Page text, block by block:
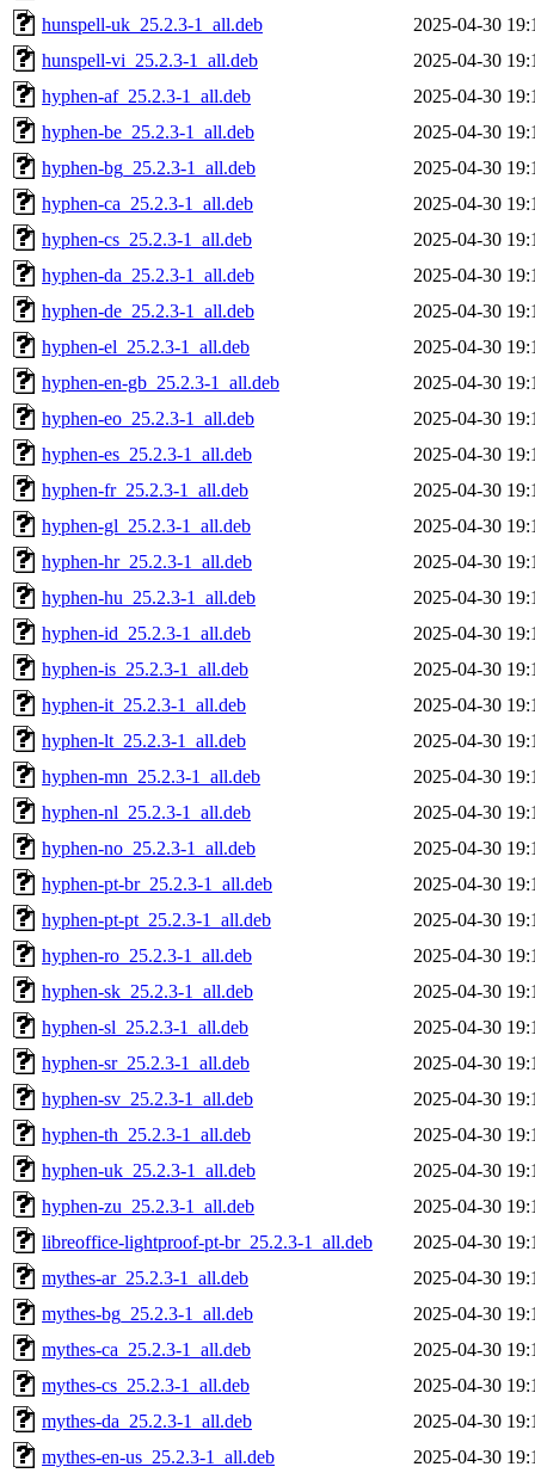
hunspell-uk_25.2.3-1_all.deb
2025-04-30
hunspell-vi_25.2.3-1_all.deb
2025-04-30
hyphen-af_25.2.3-1_all.deb
2025-04-30
hyphen-be_25.2.3-1_all.deb
2025-04-30
hyphen-bg_25.2.3-1_all.deb
2025-04-30
hyphen-ca_25.2.3-1_all.deb
2025-04-30
hyphen-cs_25.2.3-1_all.deb
2025-04-30
hyphen-da_25.2.3-1_all.deb
2025-04-30
hyphen-de_25.2.3-1_all.deb
2025-04-30
hyphen-el_25.2.3-1_all.deb
2025-04-30
hyphen-en-gb_25.2.3-1_all.deb
2025-04-30
hyphen-eo_25.2.3-1_all.deb
2025-04-30
hyphen-es_25.2.3-1_all.deb
2025-04-30
hyphen-fr_25.2.3-1_all.deb
2025-04-30
hyphen-gl_25.2.3-1_all.deb
2025-04-30
hyphen-hr_25.2.3-1_all.deb
2025-04-30
hyphen-hu_25.2.3-1_all.deb
2025-04-30
hyphen-id_25.2.3-1_all.deb
2025-04-30
hyphen-is_25.2.3-1_all.deb
2025-04-30
hyphen-it_25.2.3-1_all.deb
2025-04-30
hyphen-lt_25.2.3-1_all.deb
2025-04-30
hyphen-mn_25.2.3-1_all.deb
2025-04-30
hyphen-nl_25.2.3-1_all.deb
2025-04-30
hyphen-no_25.2.3-1_all.deb
2025-04-30
hyphen-pt-br_25.2.3-1_all.deb
2025-04-30
hyphen-pt-pt_25.2.3-1_all.deb
2025-04-30
hyphen-ro_25.2.3-1_all.deb
2025-04-30
hyphen-sk_25.2.3-1_all.deb
2025-04-30
hyphen-sl_25.2.3-1_all.deb
2025-04-30
hyphen-sr_25.2.3-1_all.deb
2025-04-30
hyphen-sv_25.2.3-1_all.deb
2025-04-30
hyphen-th_25.2.3-1_all.deb
2025-04-30
hyphen-uk_25.2.3-1_all.deb
2025-04-30
hyphen-zu_25.2.3-1_all.deb
2025-04-30
libreoffice-lightproof-pt-br_25.2.3-1_all.deb
2025-04-30
mythes-ar_25.2.3-1_all.deb
2025-04-30
mythes-bg_25.2.3-1_all.deb
2025-04-30
mythes-ca_25.2.3-1_all.deb
2025-04-30
mythes-cs_25.2.3-1_all.deb
2025-04-30
mythes-da_25.2.3-1_all.deb
2025-04-30
mythes-en-us_25.2.3-1_all.deb
2025-04-30